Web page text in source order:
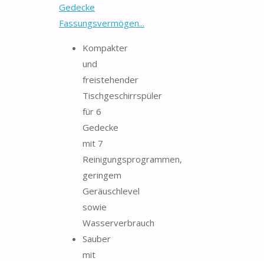
Gedecke
Fassungsvermögen...
Kompakter
und
freistehender
Tischgeschirrspüler
für 6
Gedecke
mit 7
Reinigungsprogrammen,
geringem
Geräuschlevel
sowie
Wasserverbrauch
Sauber
mit